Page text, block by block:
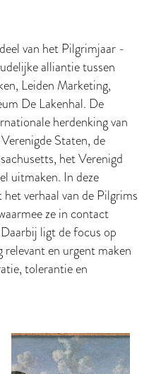
van het Pilgrimjaar -
alliantie tussen
Leiden Marketing,
De Lakenhal. De
herdenking van
Staten, de
het Verenigd
uitmaken. In deze
verhaal van de Pilgrims
ze in contact
ligt de focus op
relevant en urgent maken
tolerantie en